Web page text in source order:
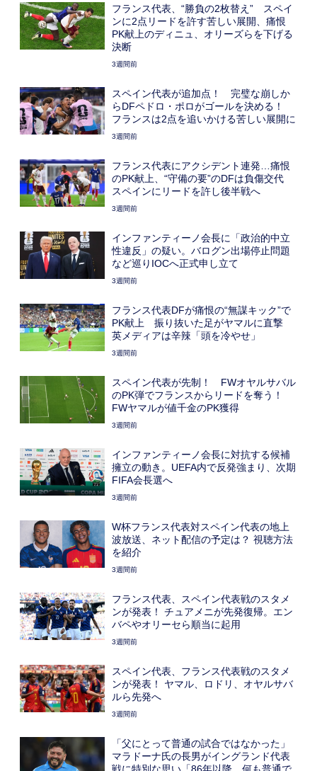
フランス代表、“勝負の2枚替え” スペイ
ンに2点リードを許す苦しい展開、痛恨
PK献上のディニュ、オリーズらを下げる
決断
3週間前
スペイン代表が追加点！ 完璧な崩しか
らDFペドロ・ポロがゴールを決める！
フランスは2点を追いかける苦しい展開に
3週間前
フランス代表にアクシデント連発…痛恨
のPK献上、“守備の要”のDFは負傷交代
スペインにリードを許し後半戦へ
3週間前
インファンティーノ会長に「政治的中立
性違反」の疑い。バログン出場停止問題
など巡りIOCへ正式申し立て
3週間前
フランス代表DFが痛恨の“無謀キック”で
PK献上 振り抜いた足がヤマルに直撃
英メディアは辛辣「頭を冷やせ」
3週間前
スペイン代表が先制！ FWオヤルサバル
のPK弾でフランスからリードを奪う！
FWヤマルが値千金のPK獲得
3週間前
インファンティーノ会長に対抗する候補
擁立の動き。UEFA内で反発強まり、次期
FIFA会長選へ
3週間前
W杯フランス代表対スペイン代表の地上
波放送、ネット配信の予定は？ 視聴方法
を紹介
3週間前
フランス代表、スペイン代表戦のスタメ
ンが発表！ チュアメニが先発復帰。エン
バペやオリーセら順当に起用
3週間前
スペイン代表、フランス代表戦のスタメ
ンが発表！ ヤマル、ロドリ、オヤルサバ
ルら先発へ
3週間前
「父にとって普通の試合ではなかった」
マラドーナ氏の長男がイングランド代表
戦に特別な思い「86年以降、何も普通で